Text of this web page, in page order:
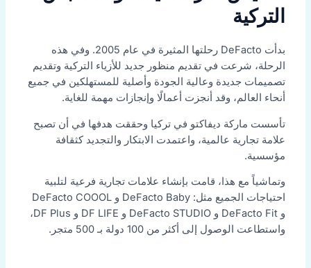
التركية
بدأت DeFacto رحلتها المثيرة في عام 2005. وفي هذه
الرحلة، شرعت في تقديم منظور جديد للأزياء التركية وتقديم
تصميمات جديدة وعالية الجودة وأصلية للمستهلكين في جميع
أنحاء العالم، وقد أنجزت أعمالًا وإنجازات مهمة للغاية.
تأسست ماركة ديفاكتو في تركيا وحققت هدفها في أن تصبح
علامة تجارية عالمية، واعتمدت الابتكار والتجديد كثقافة
مؤسسية.
وتماشياً مع هذا، قامت بإنشاء علامات تجارية فرعية لتلبية
احتياجات الجميع مثل: DeFacto Baby و DeFacto COOOL
و DeFacto Fit و DeFacto STUDIO و DF LIFE و DF Plus،
واستطاعت الوصول إلى أكثر من 100 دولة بـ 500 متجر.